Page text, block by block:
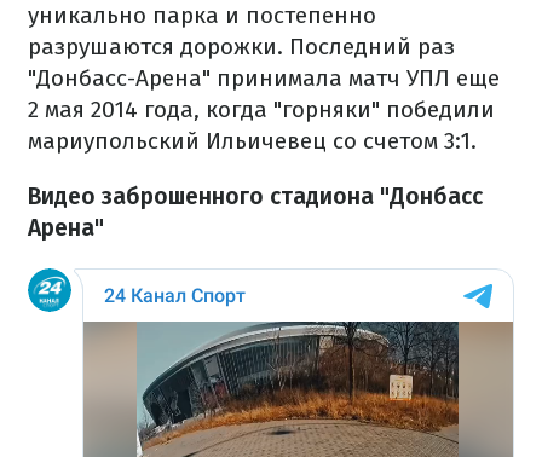
уникально парка и постепенно
разрушаются дорожки. Последний раз
"Донбасс-Арена" принимала матч УПЛ еще
2 мая 2014 года, когда "горняки" победили
мариупольский Ильичевец со счетом 3:1.
Видео заброшенного стадиона "Донбасс
Арена"